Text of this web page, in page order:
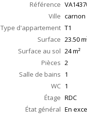
Référence
Ville carnon
Type d'appartement T1
Surface 23.50
Surface au sol 24m²
Pièces 2
Salle de bains 1
WC 1
Étage RDC
État général En